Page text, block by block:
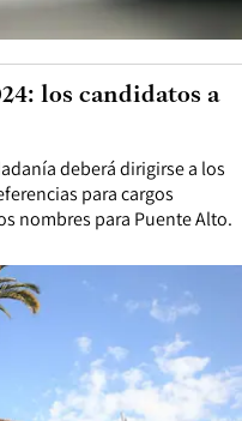
deberá dirigirse a los
para cargos
nombres para Puente Alto.
los candidatos a